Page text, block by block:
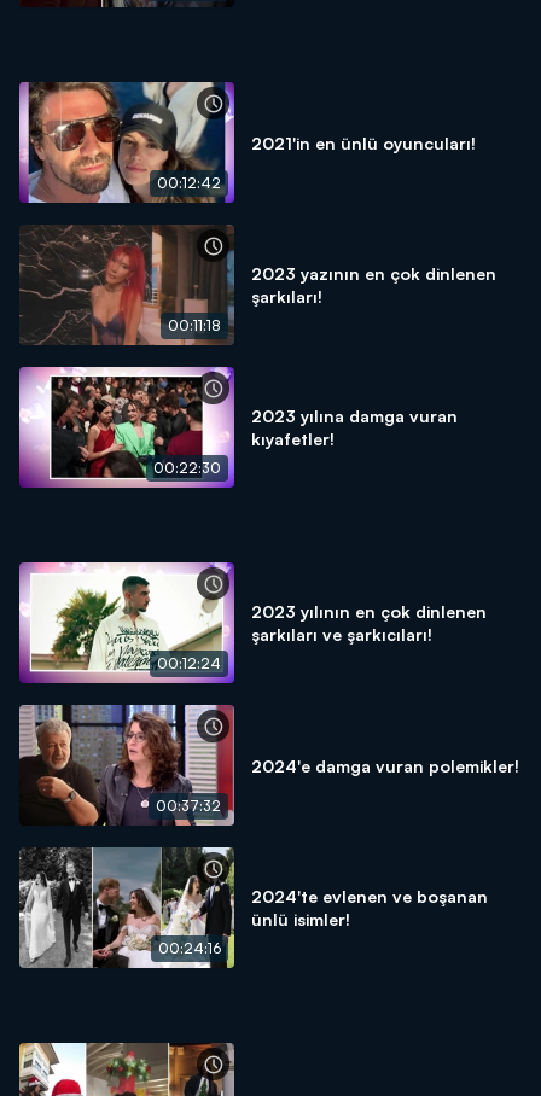
00:12:42
2021'in en ünlü oyuncuları!
00:11:18
2023 yazının en çok dinlenen
şarkıları!
00:22:30
2023 yılına damga vuran
kıyafetler!
00:12:24
2023 yılının en çok dinlenen
şarkıları ve şarkıcıları!
00:37:32
2024'e damga vuran polemikler!
00:24:16
2024'te evlenen ve boşanan
ünlü isimler!